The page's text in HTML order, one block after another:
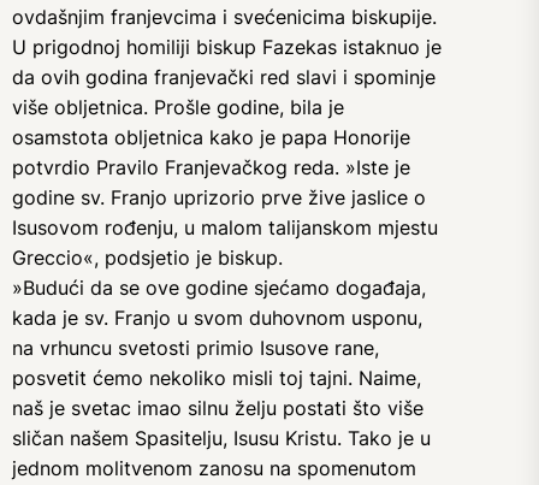
ovdašnjim franjevcima i svećenicima biskupije.
U prigodnoj homiliji biskup Fazekas istaknuo je
da ovih godina franjevački red slavi i spominje
više obljetnica. Prošle godine, bila je
osamstota obljetnica kako je papa Honorije
potvrdio Pravilo Franjevačkog reda. »Iste je
godine sv. Franjo uprizorio prve žive jaslice o
Isusovom rođenju, u malom talijanskom mjestu
Greccio«, podsjetio je biskup.
»Budući da se ove godine sjećamo događaja,
kada je sv. Franjo u svom duhovnom usponu,
na vrhuncu svetosti primio Isusove rane,
posvetit ćemo nekoliko misli toj tajni. Naime,
naš je svetac imao silnu želju postati što više
sličan našem Spasitelju, Isusu Kristu. Tako je u
jednom molitvenom zanosu na spomenutom